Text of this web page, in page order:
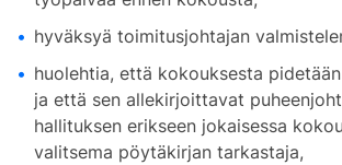
hyväksyä toimitusjohtajan
huolehtia, että kokouksesta
ja että sen allekirjoittavat
hallituksen erikseen jokaisessa
valitsema pöytäkirjan tarkastaja,